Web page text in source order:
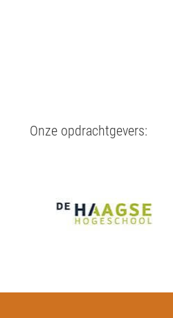
Onze opdrachtgevers: